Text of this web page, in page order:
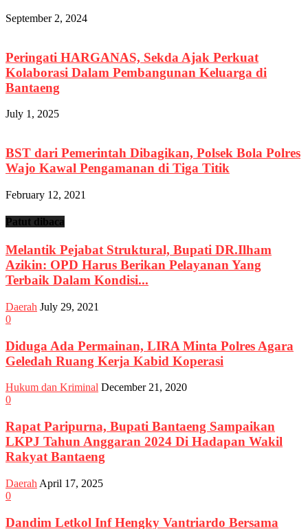
September 2, 2024
Peringati HARGANAS, Sekda Ajak Perkuat
Kolaborasi Dalam Pembangunan Keluarga di
Bantaeng
July 1, 2025
BST dari Pemerintah Dibagikan, Polsek Bola Polres
Wajo Kawal Pengamanan di Tiga Titik
February 12, 2021
Patut dibaca
Melantik Pejabat Struktural, Bupati DR.Ilham
Azikin: OPD Harus Berikan Pelayanan Yang
Terbaik Dalam Kondisi...
Daerah July 29, 2021
0
Diduga Ada Permainan, LIRA Minta Polres Agara
Geledah Ruang Kerja Kabid Koperasi
Hukum dan Kriminal December 21, 2020
0
Rapat Paripurna, Bupati Bantaeng Sampaikan
LKPJ Tahun Anggaran 2024 Di Hadapan Wakil
Rakyat Bantaeng
Daerah April 17, 2025
0
Dandim Letkol Inf Hengky Vantriardo Bersama